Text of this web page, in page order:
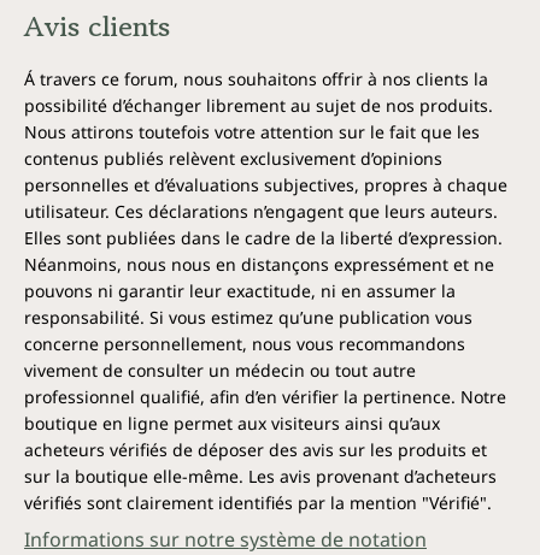
Avis clients
Á travers ce forum, nous souhaitons offrir à nos clients la
possibilité d’échanger librement au sujet de nos produits.
Nous attirons toutefois votre attention sur le fait que les
contenus publiés relèvent exclusivement d’opinions
personnelles et d’évaluations subjectives, propres à chaque
utilisateur. Ces déclarations n’engagent que leurs auteurs.
Elles sont publiées dans le cadre de la liberté d’expression.
Néanmoins, nous nous en distançons expressément et ne
pouvons ni garantir leur exactitude, ni en assumer la
responsabilité. Si vous estimez qu’une publication vous
concerne personnellement, nous vous recommandons
vivement de consulter un médecin ou tout autre
professionnel qualifié, afin d’en vérifier la pertinence. Notre
boutique en ligne permet aux visiteurs ainsi qu’aux
acheteurs vérifiés de déposer des avis sur les produits et
sur la boutique elle-même. Les avis provenant d’acheteurs
vérifiés sont clairement identifiés par la mention "Vérifié".
Informations sur notre système de notation